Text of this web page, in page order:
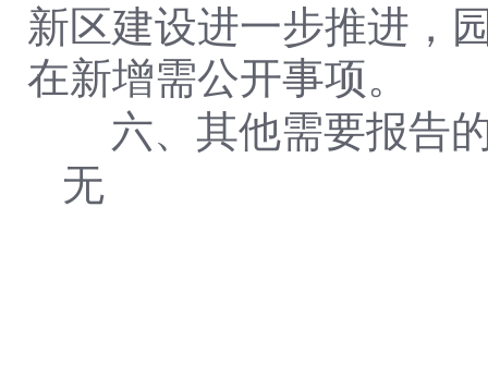
新区建设进一步推进，
在新增需公开事项。
六、其他需要报告
无